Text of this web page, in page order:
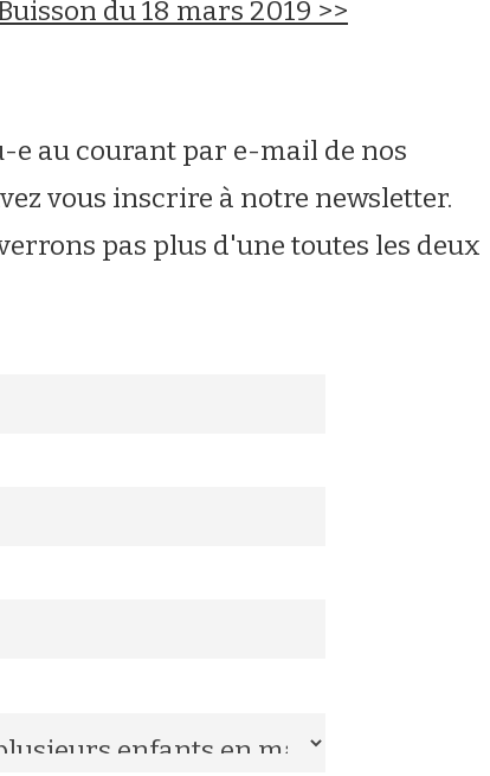
du 18 mars 2019 >>
e au courant par e-mail de nos
vous inscrire à notre newsletter.
pas plus d'une toutes les deux